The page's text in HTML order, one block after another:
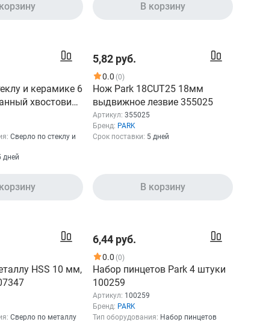
В корзину
и керамике 6
хвостовик
Сверло по стеклу и
дней
5,82 руб.
0.0 (0)
Нож Park 18CUT25 18мм
выдвижное лезвие 355025
Артикул: 355025
Бренд: PARK
Срок поставки: 5 дней
В корзину
HSS 10 мм,
Сверло по металлу
6,44 руб.
0.0 (0)
Набор пинцетов Park 4 штуки
100259
Артикул: 100259
Бренд: PARK
Тип оборудования: Набор пинцетов